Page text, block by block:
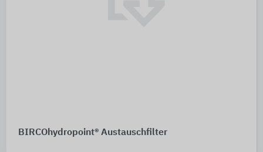
BIRCOhydropoint® Austauschfilter